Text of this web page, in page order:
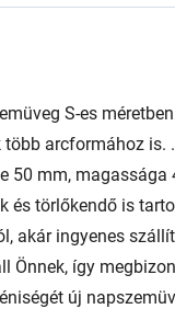
S-es
arcformához is.
50 mm,
és törlőkendő is
akár ingyenes
Önnek, így
új